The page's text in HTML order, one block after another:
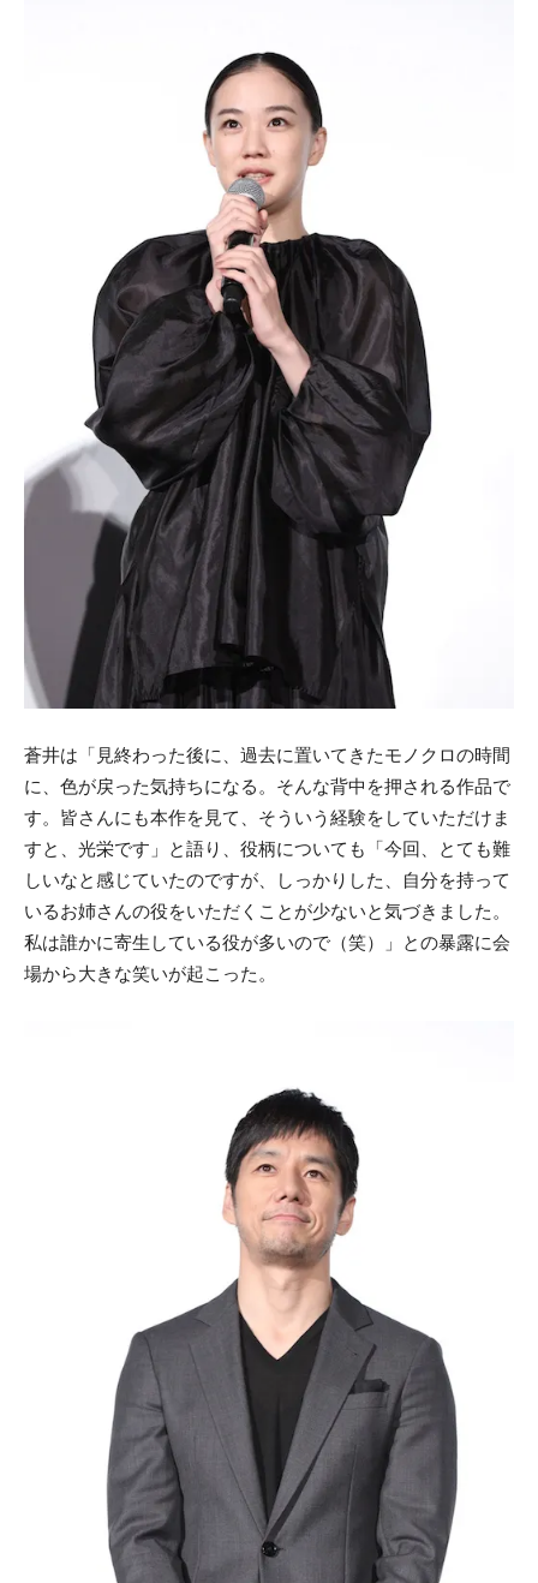
蒼井は「見終わった後に、過去に置いてきたモノクロの時間
に、色が戻った気持ちになる。そんな背中を押される作品で
す。皆さんにも本作を見て、そういう経験をしていただけま
すと、光栄です」と語り、役柄についても「今回、とても難
しいなと感じていたのですが、しっかりした、自分を持って
いるお姉さんの役をいただくことが少ないと気づきました。
私は誰かに寄生している役が多いので（笑）」との暴露に会
場から大きな笑いが起こった。